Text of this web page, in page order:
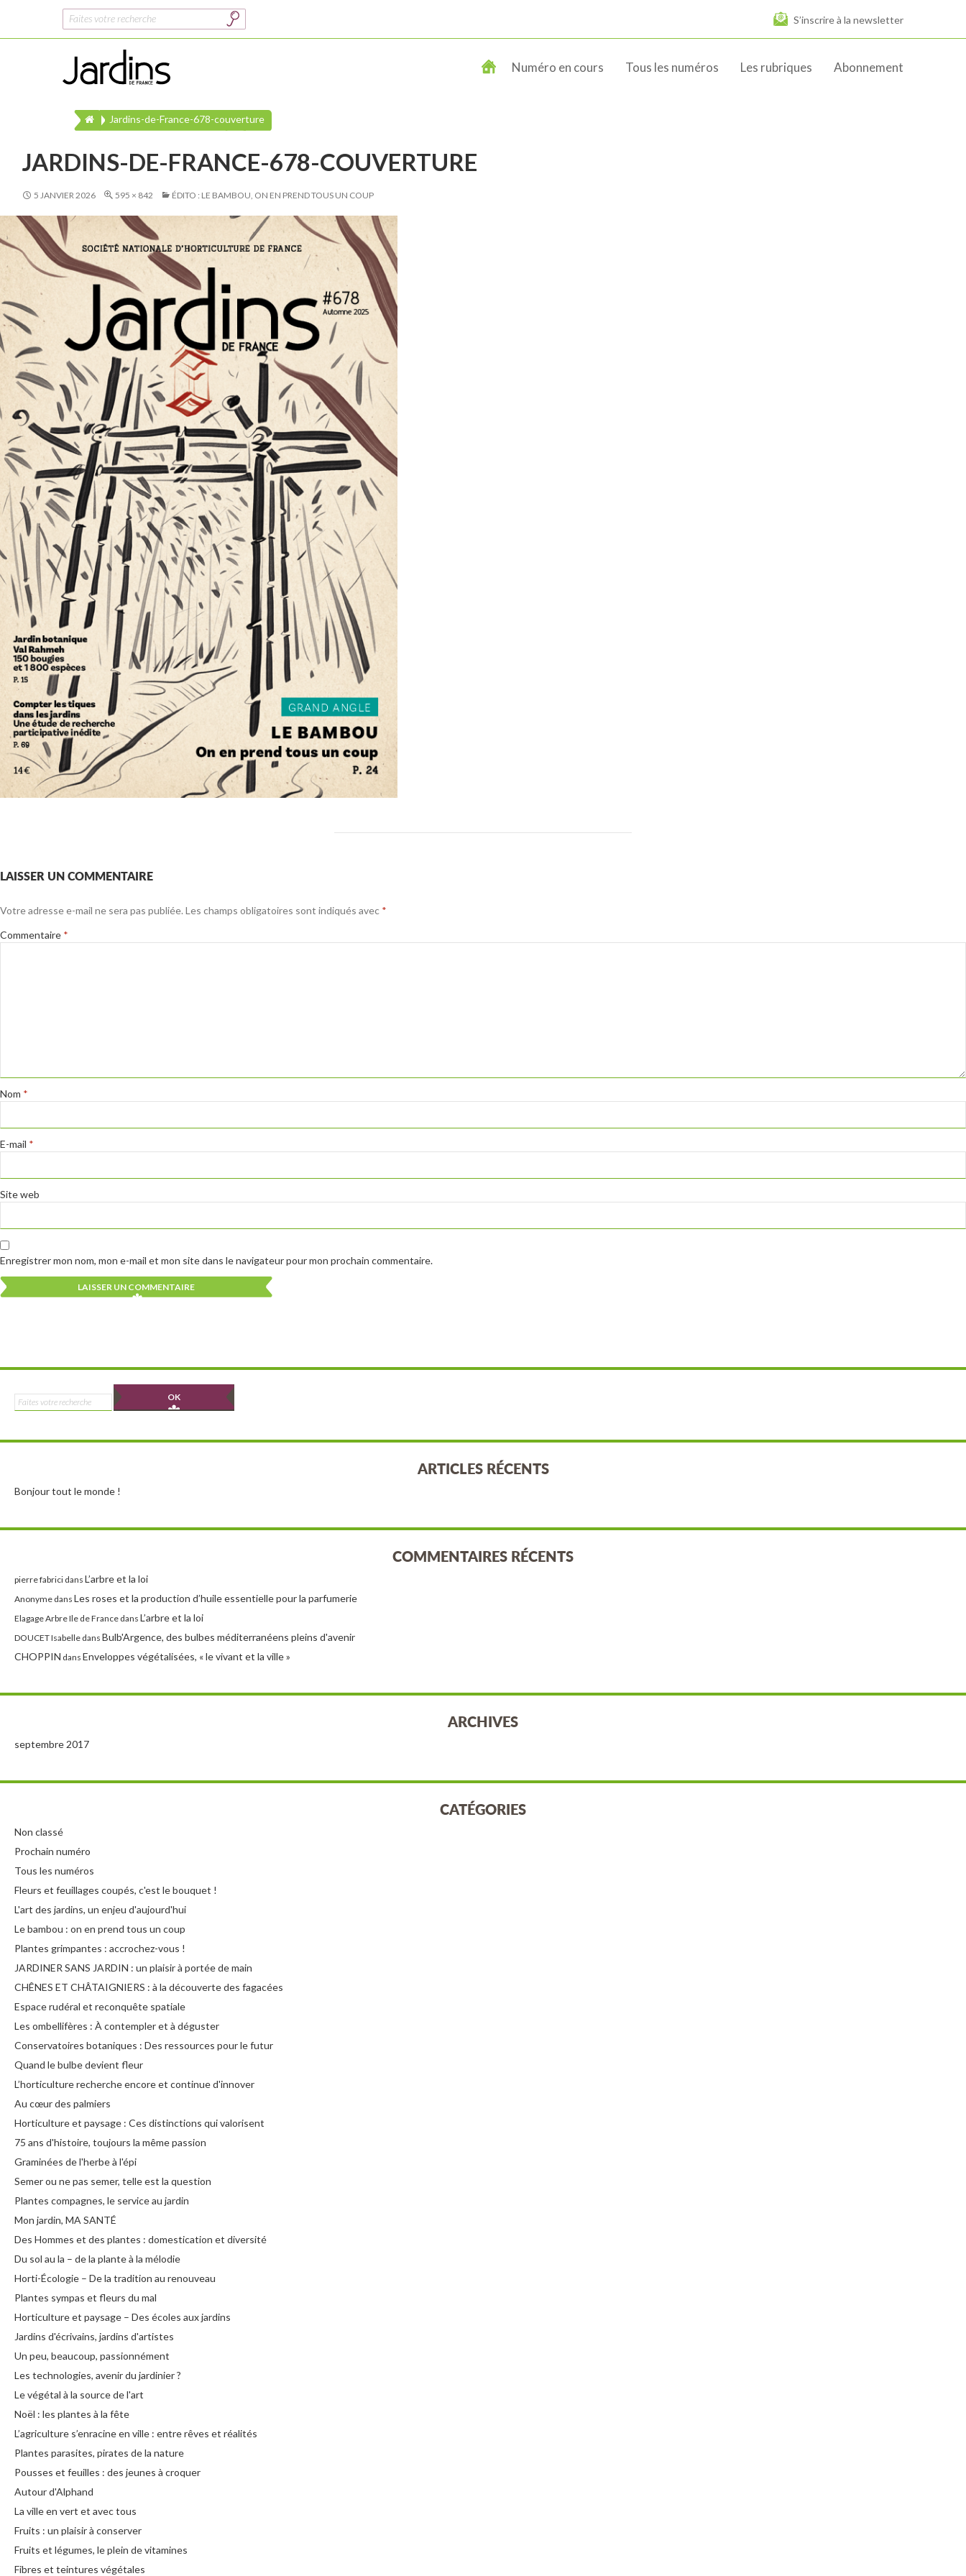
Rechercher : S’inscrire à la newsletter
Numéro en cours Tous les numéros Les rubriques Abonnement
Jardins-de-France-678-couverture
JARDINS-DE-FRANCE-678-COUVERTURE
5 JANVIER 2026 595 × 842 ÉDITO : LE BAMBOU, ON EN PREND TOUS UN COUP
LAISSER UN COMMENTAIRE
Votre adresse e-mail ne sera pas publiée. Les champs obligatoires sont indiqués avec *
Commentaire *
Nom *
E-mail *
Site web
Enregistrer mon nom, mon e-mail et mon site dans le navigateur pour mon prochain commentaire.
Rechercher :
ARTICLES RÉCENTS
Bonjour tout le monde !
COMMENTAIRES RÉCENTS
pierre fabrici dans L’arbre et la loi
Anonyme dans Les roses et la production d’huile essentielle pour la parfumerie
Elagage Arbre Ile de France dans L’arbre et la loi
DOUCET Isabelle dans Bulb'Argence, des bulbes méditerranéens pleins d'avenir
CHOPPIN dans Enveloppes végétalisées, « le vivant et la ville »
ARCHIVES
septembre 2017
CATÉGORIES
Non classé
Prochain numéro
Tous les numéros
Fleurs et feuillages coupés, c'est le bouquet !
L'art des jardins, un enjeu d'aujourd'hui
Le bambou : on en prend tous un coup
Plantes grimpantes : accrochez-vous !
JARDINER SANS JARDIN : un plaisir à portée de main
CHÊNES ET CHÂTAIGNIERS : à la découverte des fagacées
Espace rudéral et reconquête spatiale
Les ombellifères : À contempler et à déguster
Conservatoires botaniques : Des ressources pour le futur
Quand le bulbe devient fleur
L’horticulture recherche encore et continue d'innover
Au cœur des palmiers
Horticulture et paysage : Ces distinctions qui valorisent
75 ans d'histoire, toujours la même passion
Graminées de l'herbe à l'épi
Semer ou ne pas semer, telle est la question
Plantes compagnes, le service au jardin
Mon jardin, MA SANTÉ
Des Hommes et des plantes : domestication et diversité
Du sol au la – de la plante à la mélodie
Horti-Écologie – De la tradition au renouveau
Plantes sympas et fleurs du mal
Horticulture et paysage – Des écoles aux jardins
Jardins d'écrivains, jardins d'artistes
Un peu, beaucoup, passionnément
Les technologies, avenir du jardinier ?
Le végétal à la source de l'art
Noël : les plantes à la fête
L’agriculture s’enracine en ville : entre rêves et réalités
Plantes parasites, pirates de la nature
Pousses et feuilles : des jeunes à croquer
Autour d'Alphand
La ville en vert et avec tous
Fruits : un plaisir à conserver
Fruits et légumes, le plein de vitamines
Fibres et teintures végétales